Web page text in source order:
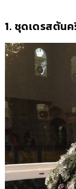
1. ชุดเดรสต้น